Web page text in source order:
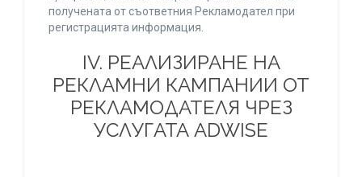
получената от съответния Рекламодател при
регистрацията информация.
IV. РЕАЛИЗИРАНЕ НА
РЕКЛАМНИ КАМПАНИИ ОТ
РЕКЛАМОДАТЕЛЯ ЧРЕЗ
УСЛУГАТА ADWISE